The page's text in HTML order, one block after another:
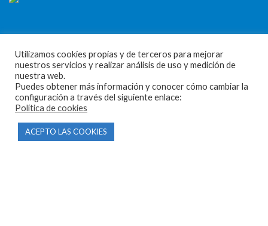
CONTACTO
Parque Empresarial Las Condas , Nave 1
603 57 44 50
Utilizamos cookies propias y de terceros para mejorar
nuestros servicios y realizar análisis de uso y medición de
nuestra web.
Puedes obtener más información y conocer cómo cambiar la
configuración a través del siguiente enlace:
Política de cookies
ACEPTO LAS COOKIES